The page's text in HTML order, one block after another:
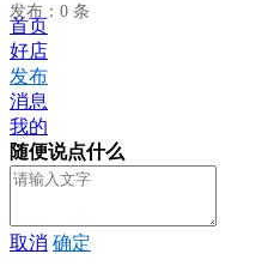
发布：0 条
首页
好店
发布
消息
我的
随便说点什么
取消 确定